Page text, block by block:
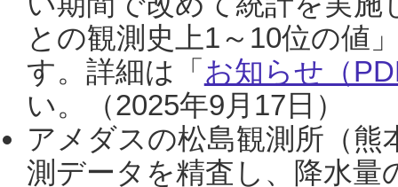
との観測史上1～10位の値
す。詳細は「 お知らせ（
い。（2025年9月17日）
アメダスの松島観測所（熊
測データを精査し、降水